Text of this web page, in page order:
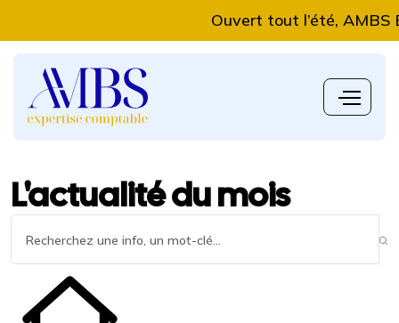
Ouvert tout l’été, AMBS
L'actualité du mois